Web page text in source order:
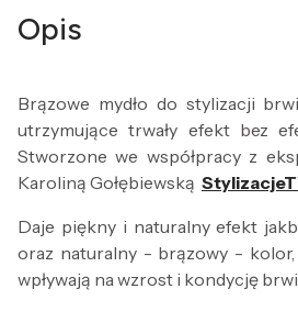
Opis
Brązowe mydło do stylizacji
utrzymujące trwały efekt bez
Stworzone we współpracy z
Karoliną Gołębiewską
Daje piękny i naturalny efekt
oraz naturalny - brązowy - kolor,
wpływają na wzrost i kondycję